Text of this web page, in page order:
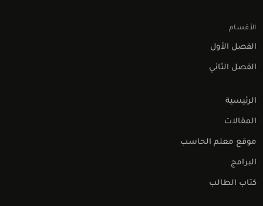
الأقسام
الفصل الأول
الفصل الثاني
الرئيسية
المقالات
موقع معلم الحاسب
البرامج
كتاب الطالب